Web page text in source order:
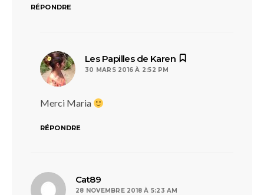
RÉPONDRE
Les Papilles de Karen
30 MARS 2016 À 2:52 PM
Merci Maria
RÉPONDRE
Cat89
28 NOVEMBRE 2018 À 5:23 AM